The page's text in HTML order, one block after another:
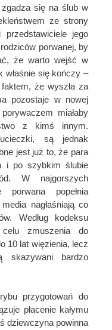
się na ślub w
ze strony
jego
porwanej, by
że warto wejść w
właśnie się kończy –
że wyszła za
pozostaje w nowej
miałaby
z kimś innym.
są jednak
jest już to, że para
i po szybkim ślubie
W najgorszych
popełnia
nagłaśniają co
Według kodeksu
zmuszenia do
10 lat więzienia, lecz
skazywani bardzo
przygotowań do
płacenie kałymu
dziewczyna powinna